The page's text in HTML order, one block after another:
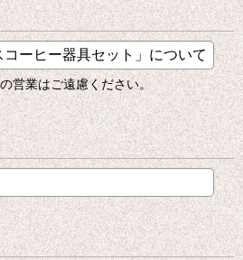
営業はご遠慮ください。